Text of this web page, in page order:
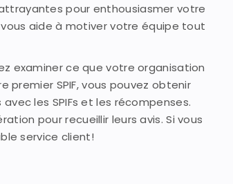
pour enthousiasmer votre
aide à motiver votre équipe tout
examiner ce que votre organisation
premier SPIF, vous pouvez obtenir
les SPIFs et les récompenses.
pour recueillir leurs avis. Si vous
service client!